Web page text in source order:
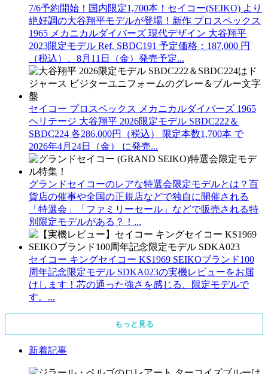
7/6予約開始！国内限定1,700本！セイコー(SEIKO) より
絶好調の大谷翔平モデルが登場！新作 プロスペックス
1965 メカニカルダイバーズ 現代デザイン 大谷翔平
2023限定モデル Ref. SBDC191 予定価格：187,000 円
（税込）、8月11日（金）発売予定...
セイコー プロスペックス メカニカルダイバーズ 1965
ヘリテージ 大谷翔平 2026限定モデル SBDC222＆
SBDC224 各286,000円（税込） 限定本数1,700本 で
2026年4月24日（金） に発売...
グランドセイコーのレアな特選会限定モデルとは？百
貨店の催事や全国の正規店などで独自に開催される
「特選会」「ファミリーセール」などで販売される特
別限定モデルがある？！...
セイコー キングセイコー KS1969 SEIKOブランド100
周年記念限定モデル SDKA023の実機レビューをお届
けします！芯の通った強さを感じる、限定モデルで
す。...
もっと見る
新着記事